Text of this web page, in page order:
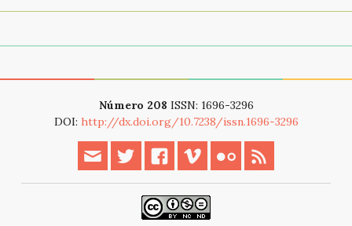
Número 208 ISSN: 1696-3296
DOI: http://dx.doi.org/10.7238/issn.1696-3296